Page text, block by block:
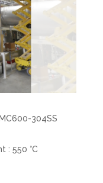
304SS
: 550 °C